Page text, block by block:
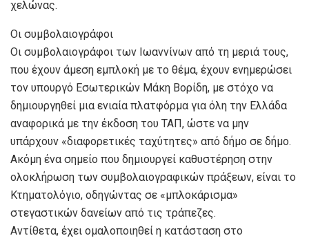
χελώνας.
Οι συμβολαιογράφοι
Οι συμβολαιογράφοι των Ιωαννίνων από τη μεριά τους,
που έχουν άμεση εμπλοκή με το θέμα, έχουν ενημερώσει
τον υπουργό Εσωτερικών Μάκη Βορίδη, με στόχο να
δημιουργηθεί μια ενιαία πλατφόρμα για όλη την Ελλάδα
αναφορικά με την έκδοση του ΤΑΠ, ώστε να μην
υπάρχουν «διαφορετικές ταχύτητες» από δήμο σε δήμο.
Ακόμη ένα σημείο που δημιουργεί καθυστέρηση στην
ολοκλήρωση των συμβολαιογραφικών πράξεων, είναι το
Κτηματολόγιο, οδηγώντας σε «μπλοκάρισμα»
στεγαστικών δανείων από τις τράπεζες.
Αντίθετα, έχει ομαλοποιηθεί η κατάσταση στο